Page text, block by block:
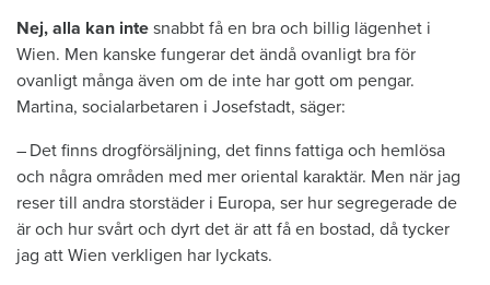
Nej, alla kan inte snabbt få en bra och billig lägenhet i
Wien. Men kanske fungerar det ändå ovanligt bra för
ovanligt ­många även om de inte har gott om pengar.
Martina, socialarbetaren i Josef­stadt, säger:
– Det finns drogförsäljning, det finns ­fattiga och hemlösa
och ­några områden med mer oriental karaktär. Men när jag
reser till andra storstäder i Europa, ser hur segregerade de
är och hur svårt och dyrt det är att få en bostad, då tycker
jag att Wien verkligen har lyckats.